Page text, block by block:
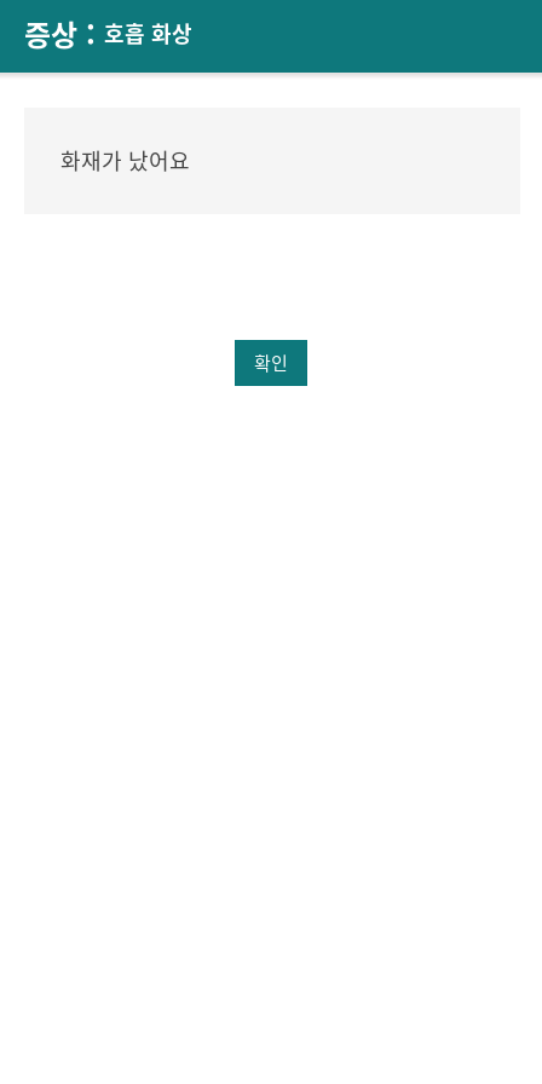
증상 : 호흡 화상
화재가 났어요
확인